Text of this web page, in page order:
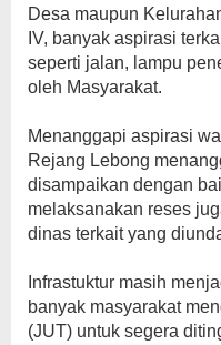
Desa maupun
IV, banyak aspirasi
seperti jalan, lampu
oleh Masyarakat.
Menanggapi aspirasi
Rejang Lebong
disampaikan dengan
melaksanakan reses
dinas terkait yang
Infrastuktur masih
banyak masyarakat
(JUT) untuk segera